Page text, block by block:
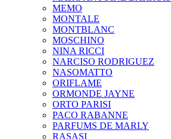
MEMO
MONTALE
MONTBLANC
MOSCHINO
NINA RICCI
NARCISO RODRIGUEZ
NASOMATTO
ORIFLAME
ORMONDE JAYNE
ORTO PARISI
PACO RABANNE
PARFUMS DE MARLY
RASASI